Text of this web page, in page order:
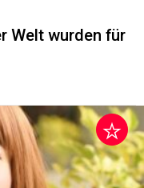
Welt wurden für